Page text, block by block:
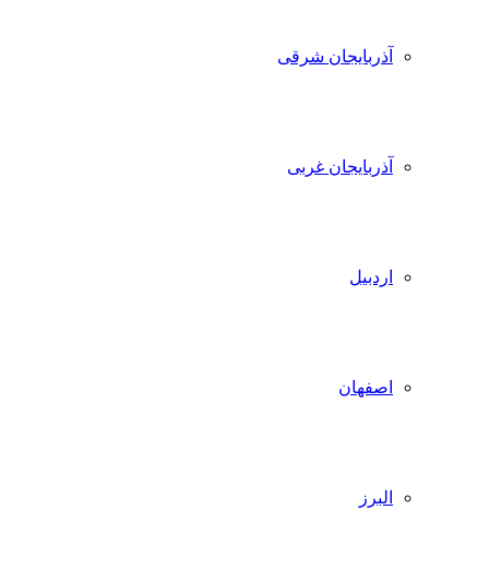
آذربایجان شرقی
آذربایجان غربی
اردبیل
اصفهان
البرز